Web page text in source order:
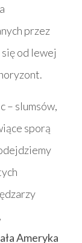
przez
od lewej
– slumsów,
sporą
Ameryka